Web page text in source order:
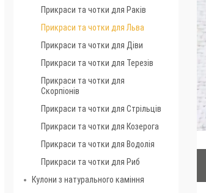
Прикраси та чотки для Раків
Прикраси та чотки для Льва
Прикраси та чотки для Діви
Прикраси та чотки для Терезів
Прикраси та чотки для
Скорпіонів
Прикраси та чотки для Стрільців
Прикраси та чотки для Козерога
Прикраси та чотки для Водолія
Прикраси та чотки для Риб
Кулони з натурального каміння